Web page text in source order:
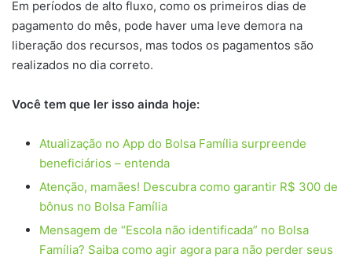
Em períodos de alto fluxo, como os primeiros dias de
pagamento do mês, pode haver uma leve demora na
liberação dos recursos, mas todos os pagamentos são
realizados no dia correto.
Você tem que ler isso ainda hoje:
Atualização no App do Bolsa Família surpreende
beneficiários – entenda
Atenção, mamães! Descubra como garantir R$ 300 de
bônus no Bolsa Família
Mensagem de “Escola não identificada” no Bolsa
Família? Saiba como agir agora para não perder seus